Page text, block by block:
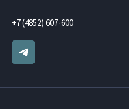
+7 (4852) 607-600